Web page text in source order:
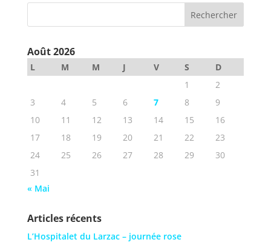
Août 2026
L M M J V S
D
1
2
3
4 5 6 7 8
9
10
11 12 13 14 15
16
17
18 19 20 21 22
23
24
25 26 27 28 29
30
31
« Mai
Articles récents
L’Hospitalet du Larzac – journée rose